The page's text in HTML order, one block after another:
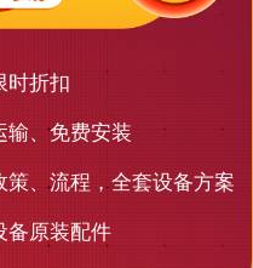
时折扣
输、免费安装
、流程，全套设备方案
备原装配件